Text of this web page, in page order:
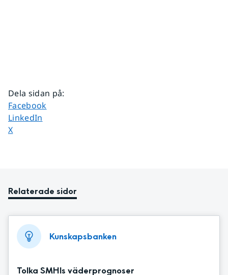
Dela sidan på:
Dela sidan på
Facebook
Dela sidan på
LinkedIn
Dela sidan på
X
Relaterade sidor
Kunskapsbanken
Tolka SMHIs väderprognoser